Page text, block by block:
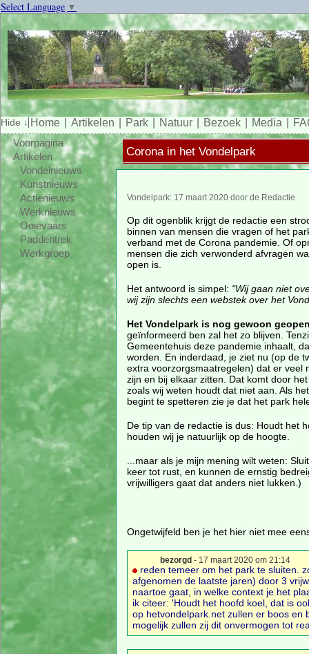
Select Language ▼
Home Artikelen Park Natuur Bezoek Media
Voorpagina
Artikelen
Vondelnieuws
Kunstnieuws
Actienieuws
Werknieuws
Ooievaars
Paddentrek
Werkgroep
Corona in het Vondelpark
Vondelpark: 17 maart 2020 door de Redactie
Op dit ogenblik krijgt de redactie een
binnen van mensen die vragen of het
verband met de Corona pandemie. Of
mensen die zich verwonderd afvragen
open is.
Het antwoord is simpel: "Wij gaan niet
wij zijn slechts een webstek over het
Het Vondelpark is nog gewoon
geïnformeerd ben zal het zo blijven.
Gemeentehuis deze pandemie inhaalt,
worden. En inderdaad, je ziet nu (op de
extra voorzorgsmaatregelen) dat er veel
zijn en bij elkaar zitten. Dat komt door
zoals wij weten houdt dat niet aan. Als
begint te spetteren zie je dat het park
De tip van de redactie is dus: Houdt het
houden wij je natuurlijk op de hoogte.
...maar als je mijn mening wilt weten:
keer tot rust, en kunnen de ernstig
vrijwilligers gaat dat anders niet lukken.)
Ongetwijfeld ben je het hier niet mee
bezorgd - 17 maart 2020 om 21:14
reden temeer om het park te sluiten.
afgenomen de laatste jaren) door 3
naartoe gaat, in welke context je het
ik citeer: 'Houdt het hoofd koel, dat is
op hetvondelpark.net zullen er boos en
mogelijk zullen zij dit onvermogen tot